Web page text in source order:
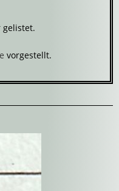
gelistet.
vorgestellt.